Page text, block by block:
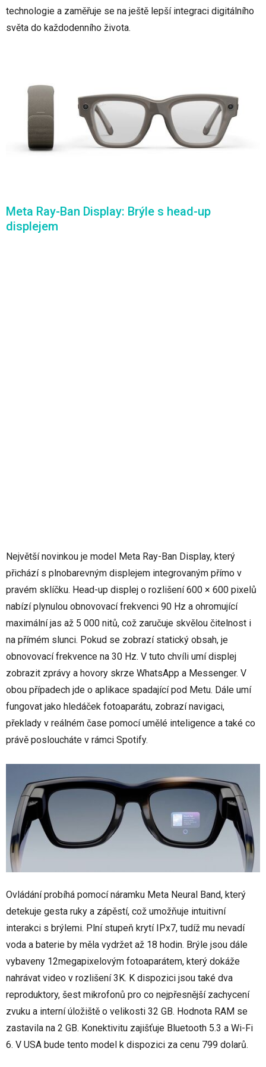
technologie a zaměřuje se na ještě lepší integraci digitálního
světa do každodenního života.
Meta Ray-Ban Display: Brýle s head-up
displejem
Největší novinkou je model Meta Ray-Ban Display, který
přichází s plnobarevným displejem integrovaným přímo v
pravém sklíčku. Head-up displej o rozlišení 600 × 600 pixelů
nabízí plynulou obnovovací frekvenci 90 Hz a ohromující
maximální jas až 5 000 nitů, což zaručuje skvělou čitelnost i
na přímém slunci. Pokud se zobrazí statický obsah, je
obnovovací frekvence na 30 Hz. V tuto chvíli umí displej
zobrazit zprávy a hovory skrze WhatsApp a Messenger. V
obou případech jde o aplikace spadající pod Metu. Dále umí
fungovat jako hledáček fotoaparátu, zobrazí navigaci,
překlady v reálném čase pomocí umělé inteligence a také co
právě posloucháte v rámci Spotify.
Ovládání probíhá pomocí náramku Meta Neural Band, který
detekuje gesta ruky a zápěstí, což umožňuje intuitivní
interakci s brýlemi. Plní stupeň krytí IPx7, tudíž mu nevadí
voda a baterie by měla vydržet až 18 hodin. Brýle jsou dále
vybaveny 12megapixelovým fotoaparátem, který dokáže
nahrávat video v rozlišení 3K. K dispozici jsou také dva
reproduktory, šest mikrofonů pro co nejpřesnější zachycení
zvuku a interní úložiště o velikosti 32 GB. Hodnota RAM se
zastavila na 2 GB. Konektivitu zajišťuje Bluetooth 5.3 a Wi-Fi
6. V USA bude tento model k dispozici za cenu 799 dolarů.